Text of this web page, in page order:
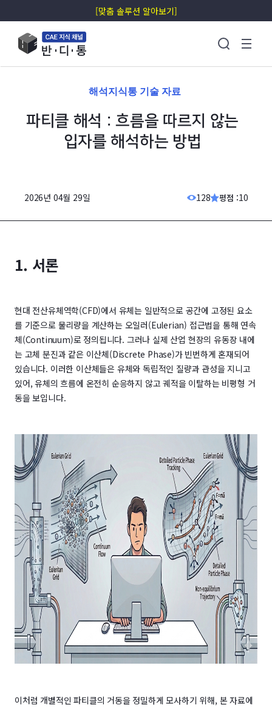
[맞춤 솔루션 알아보기]
파티클 해석 : 흐름을 따르지 않는
입자를 해석하는 방법
2026년 04월 29일 128 평점 :10
해석지식통 기술 자료
1. 서론
현대 전산유체역학(CFD)에서 유체는 일반적으로 공간에 고정된 요소
를 기준으로 물리량을 계산하는 오일러(Eulerian) 접근법을 통해 연속
체(Continuum)로 정의됩니다. 그러나 실제 산업 현장의 유동장 내에
는 고체 분진과 같은 이산체(Discrete Phase)가 빈번하게 혼재되어
있습니다. 이러한 이산체들은 유체와 독립적인 질량과 관성을 지니고
있어, 유체의 흐름에 온전히 순응하지 않고 궤적을 이탈하는 비평형 거
동을 보입니다.
이처럼 개별적인 파티클의 거동을 정밀하게 모사하기 위해, 본 자료에